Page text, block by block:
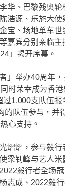
华、巴黎残奥轮
浩源、乐施大
宝、场地单车
嘉宾分别亲临主
」揭开序幕。
」举办40周年
时荣幸成为香
过1,000支队伍报
的队伍参与，并
心支持。
熠熠，参与毅行
梁钊峰与艺人米
毅行者全场
志成、2022毅